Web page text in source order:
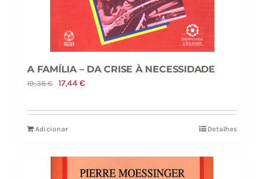
A FAMÍLIA – DA CRISE À NECESSIDADE
19,38€
O
original
era:
17,44€O
atual
Adicionar Detalhes